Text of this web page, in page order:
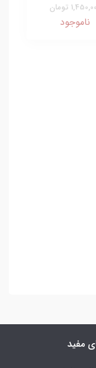
تومان
ناموجود
مفید